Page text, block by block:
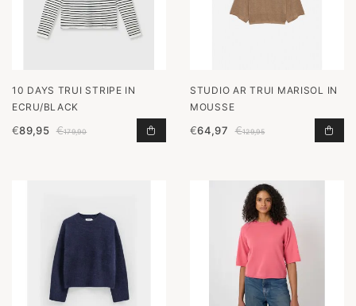
10 DAYS TRUI STRIPE IN
ECRU/BLACK
€89,95 €179,90 TRUI STRIPE IN ECRU/BLACK
STUDIO AR TRUI MARISOL IN
MOUSSE
€64,97 €129,95